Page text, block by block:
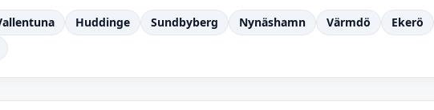
Huddinge Sundbyberg Nynäshamn Värmdö Ekerö